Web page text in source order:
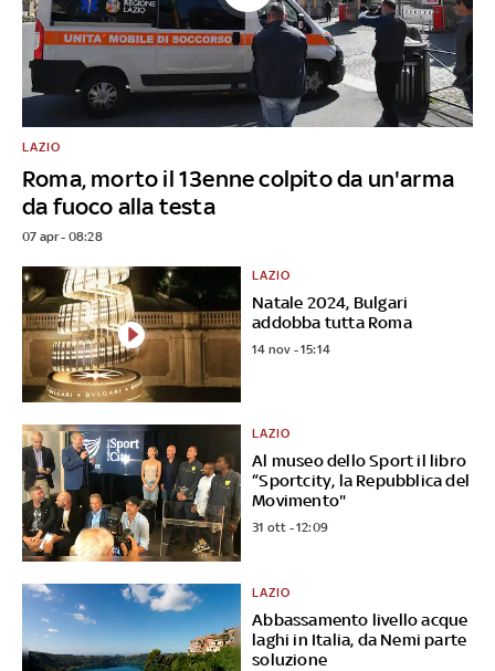
Roma, morto il 13enne colpito da un'arma
da fuoco alla testa
LAZIO
07 apr - 08:28
Natale 2024, Bulgari
addobba tutta Roma
LAZIO
14 nov - 15:14
Al museo dello Sport il libro
“Sportcity, la Repubblica del
Movimento"
LAZIO
31 ott - 12:09
Abbassamento livello acque
laghi in Italia, da Nemi parte
soluzione
LAZIO